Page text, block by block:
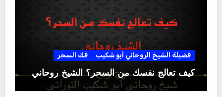
فضيلة الشيخ الروحاني أبو شكيب فك السحر
كيف تعالج نفسك من السحر؟ الشيخ روحاني